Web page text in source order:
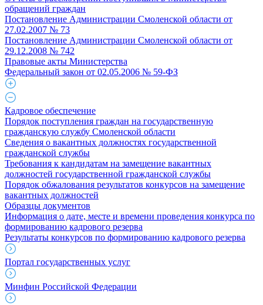
обращений граждан
Постановление Администрации Смоленской области от
27.02.2007 № 73
Постановление Администрации Смоленской области от
29.12.2008 № 742
Правовые акты Министерства
Федеральный закон от 02.05.2006 № 59-ФЗ
Кадровое обеспечение
Порядок поступления граждан на государственную
гражданскую службу Смоленской области
Сведения о вакантных должностях государственной
гражданской службы
Требования к кандидатам на замещение вакантных
должностей государственной гражданской службы
Порядок обжалования результатов конкурсов на замещение
вакантных должностей
Образцы документов
Информация о дате, месте и времени проведения конкурса по
формированию кадрового резерва
Результаты конкурсов по формированию кадрового резерва
Портал государственных услуг
Минфин Российской Федерации